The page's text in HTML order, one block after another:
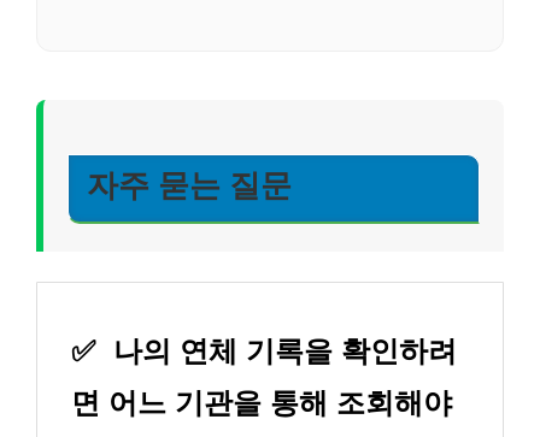
자주 묻는 질문
✅
나의 연체 기록을 확인하려
면 어느 기관을 통해 조회해야